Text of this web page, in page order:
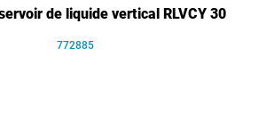
de liquide vertical RLVCY 30
772885